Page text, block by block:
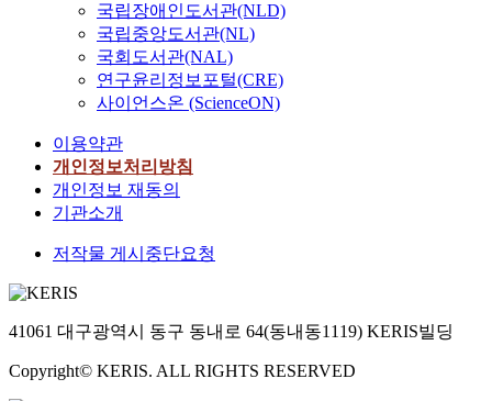
국립장애인도서관(NLD)
국립중앙도서관(NL)
국회도서관(NAL)
연구윤리정보포털(CRE)
사이언스온 (ScienceON)
이용약관
개인정보처리방침
개인정보 재동의
기관소개
저작물 게시중단요청
41061 대구광역시 동구 동내로 64(동내동1119) KERIS빌딩
Copyright© KERIS. ALL RIGHTS RESERVED